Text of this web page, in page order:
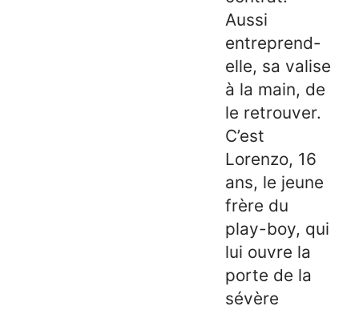
Aussi
entreprend-
elle, sa valise
à la main, de
le retrouver.
C’est
Lorenzo, 16
ans, le jeune
frère du
play-boy, qui
lui ouvre la
porte de la
sévère